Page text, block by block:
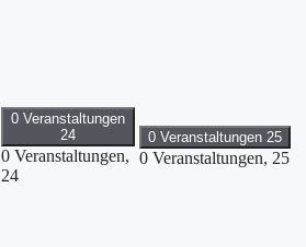
0 Veranstaltungen
24
0 Veranstaltungen,
24
0 Veranstaltungen 25
0 Veranstaltungen, 25